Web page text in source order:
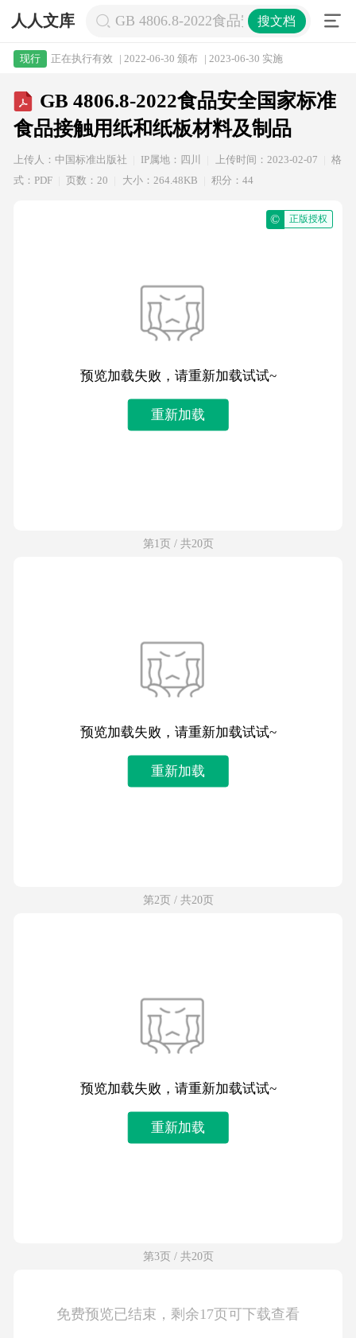
人人文库 GB 4806.8-2022食品安全国家标准食
搜文档
现行 正在执行有效 | 2022-06-30 颁布 | 2023-06-30 实施
GB 4806.8-2022食品安全国家标准
食品接触用纸和纸板材料及制品
上传人：中国标准出版社 IP属地：四川 上传时间：2023-02-07
格
式：PDF
页数：20 大小：264.48KB 积分：44
© 正版授权
预览加载失败，请重新加载试试~
重新加载
第1页 / 共20页
预览加载失败，请重新加载试试~
重新加载
第2页 / 共20页
预览加载失败，请重新加载试试~
重新加载
第3页 / 共20页
免费预览已结束，剩余17页可下载查看